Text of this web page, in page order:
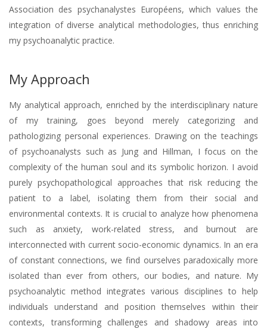
Association des psychanalystes Européens, which values the
integration of diverse analytical methodologies, thus enriching
my psychoanalytic practice.
My Approach
My analytical approach, enriched by the interdisciplinary nature
of my training, goes beyond merely categorizing and
pathologizing personal experiences. Drawing on the teachings
of psychoanalysts such as Jung and Hillman, I focus on the
complexity of the human soul and its symbolic horizon. I avoid
purely psychopathological approaches that risk reducing the
patient to a label, isolating them from their social and
environmental contexts. It is crucial to analyze how phenomena
such as anxiety, work-related stress, and burnout are
interconnected with current socio-economic dynamics. In an era
of constant connections, we find ourselves paradoxically more
isolated than ever from others, our bodies, and nature. My
psychoanalytic method integrates various disciplines to help
individuals understand and position themselves within their
contexts, transforming challenges and shadowy areas into